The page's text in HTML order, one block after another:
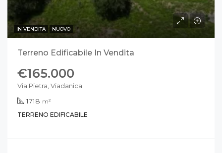
IN VENDITA NUOVO
Terreno Edificabile In Vendita
€165.000
Via Pietra, Viadanica
1718 m²
TERRENO EDIFICABILE